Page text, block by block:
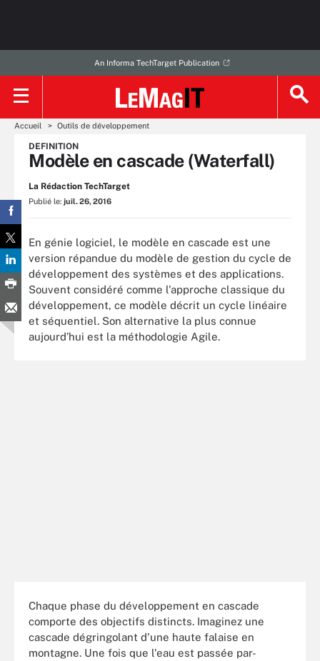
An Informa TechTarget Publication
Accueil Outils de développement
DEFINITION
Modèle en cascade (Waterfall)
La Rédaction TechTarget
Publié le: juil. 26, 2016
En génie logiciel, le modèle en cascade est une
version répandue du modèle de gestion du cycle de
développement des systèmes et des applications.
Souvent considéré comme l'approche classique du
développement, ce modèle décrit un cycle linéaire
et séquentiel. Son alternative la plus connue
aujourd’hui est la méthodologie Agile.
Chaque phase du développement en cascade
comporte des objectifs distincts. Imaginez une
cascade dégringolant d'une haute falaise en
montagne. Une fois que l'eau est passée par-